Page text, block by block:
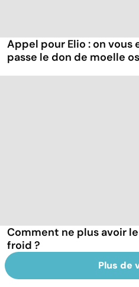
Appel pour Elio : on
passe le don de moelle
Comment ne plus avoir
froid ?
Plus de